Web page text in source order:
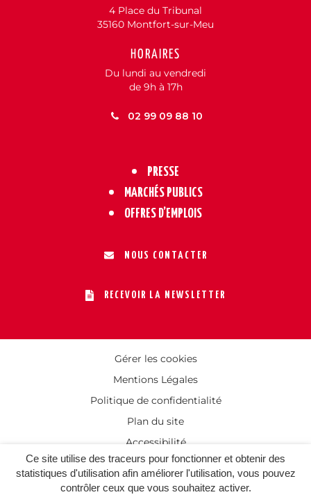
Ce site utilise des traceurs pour fonctionner et obtenir des
statistiques d'utilisation afin améliorer l'utilisation, vous pouvez
contrôler ceux que vous souhaitez activer.
4 Place du Tribunal
35160 Montfort-sur-Meu
HORAIRES
Du lundi au vendredi
de 9h à 17h
02 99 09 88 10
PRESSE
MARCHÉS PUBLICS
OFFRES D’EMPLOIS
NOUS CONTACTER
RECEVOIR LA NEWSLETTER
Gérer les cookies
Mentions Légales
Politique de confidentialité
Plan du site
Accessibilité